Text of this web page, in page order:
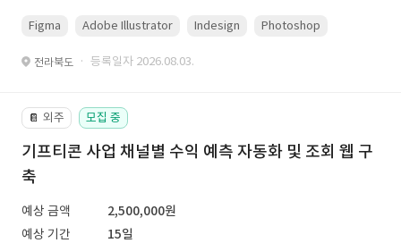
Figma Adobe Illustrator Indesign Photoshop
전라북도 · 등록일자 2026.08.03.
📔 외주 모집 중
기프티콘 사업 채널별 수익 예측 자동화 및 조회 웹 구
축
예상 금액
2,500,000원
예상 기간
15일